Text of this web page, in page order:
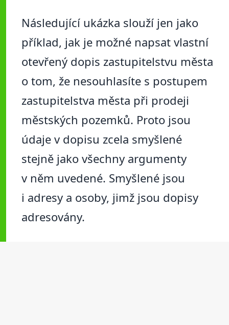
Následující ukázka slouží jen jako
příklad, jak je možné napsat vlastní
otevřený dopis zastupitelstvu města
o tom, že nesouhlasíte s postupem
zastupitelstva města při prodeji
městských pozemků. Proto jsou
údaje v dopisu zcela smyšlené
stejně jako všechny argumenty
v něm uvedené. Smyšlené jsou
i adresy a osoby, jimž jsou dopisy
adresovány.